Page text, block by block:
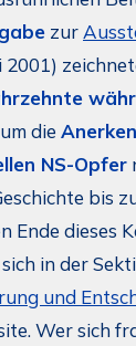
zur
2001)
die
NS-Opfer
bis
Ende dieses
in der
und
Wer sich